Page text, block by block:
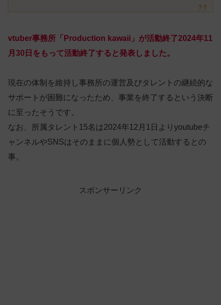
vtuber事務所「Production kawaii」が活動終了2024年11
月30日をもって活動終了すると発表しました。
現在の体制を維持し事務所の運営及びタレントの継続的な
サポートが困難になったため、事業を終了するという決断
に至ったそうです。
なお、所属タレント15名は2024年12月1日よりyoutubeチ
ャンネルやSNSはそのままに個人勢として活動するとの
事。
スポンサーリンク